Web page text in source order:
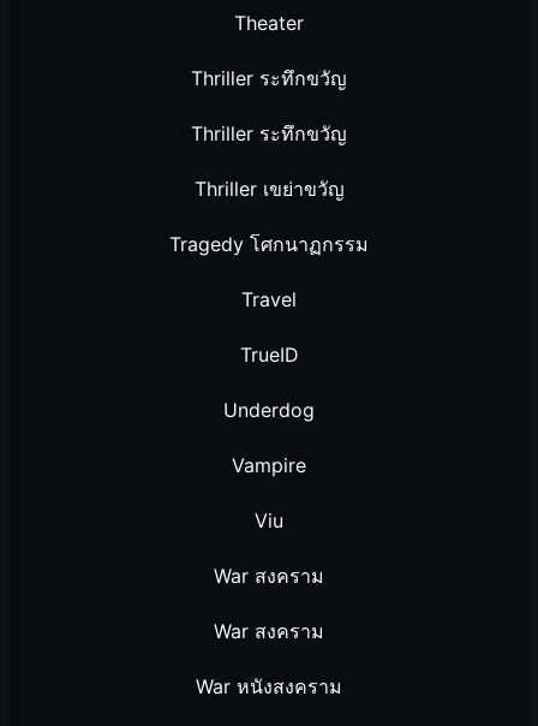
Theater
Thriller ระทึกขวัญ
Thriller ระทึกขวัญ
Thriller เขย่าขวัญ
Tragedy โศกนาฏกรรม
Travel
TrueID
Underdog
Vampire
Viu
War สงคราม
War สงคราม
War หนังสงคราม